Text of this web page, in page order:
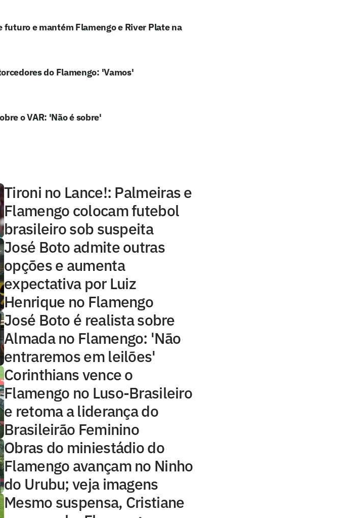
futuro e mantém Flamengo e River Plate na
do Flamengo: 'Vamos'
o VAR: 'Não é sobre'
Tironi no Lance!: Palmeiras e
Flamengo colocam futebol
brasileiro sob suspeita
José Boto admite outras
opções e aumenta
expectativa por Luiz
Henrique no Flamengo
José Boto é realista sobre
Almada no Flamengo: 'Não
entraremos em leilões'
Corinthians vence o
Flamengo no Luso-Brasileiro
e retoma a liderança do
Brasileirão Feminino
Obras do miniestádio do
Flamengo avançam no Ninho
do Urubu; veja imagens
Mesmo suspensa, Cristiane